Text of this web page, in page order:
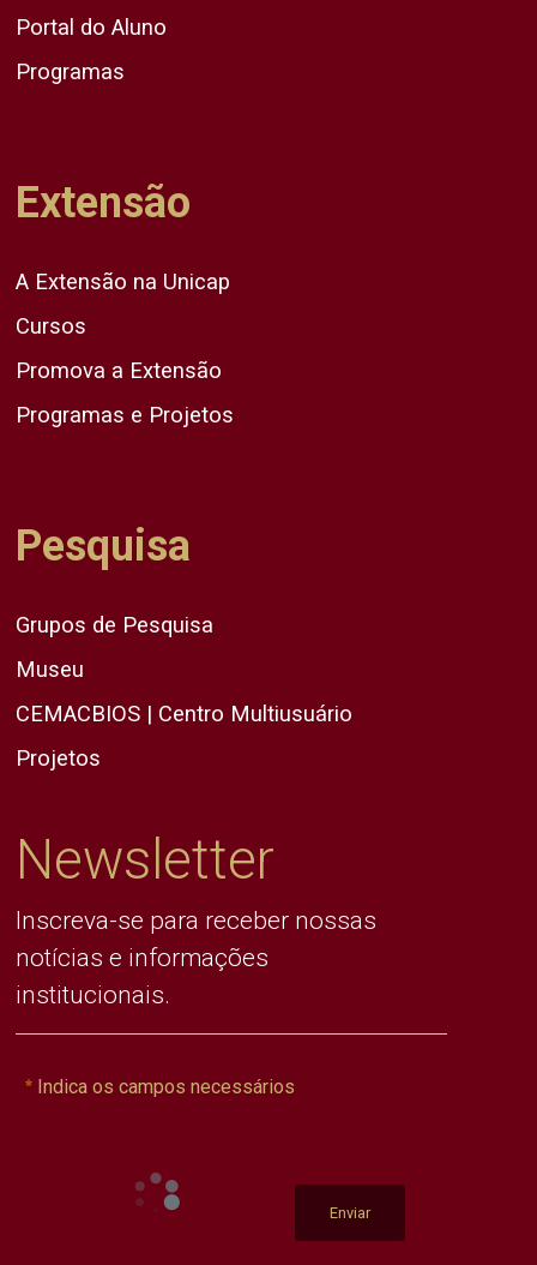
Portal do Aluno
Programas
Extensão
A Extensão na Unicap
Cursos
Promova a Extensão
Programas e Projetos
Pesquisa
Grupos de Pesquisa
Museu
CEMACBIOS | Centro Multiusuário
Projetos
Newsletter
Inscreva-se para receber nossas
notícias e informações
institucionais.
Indica os campos necessários
Enviar